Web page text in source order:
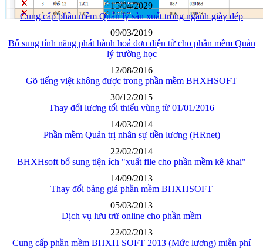
15/04/2029
Cung cấp phần mềm Quản lý sản xuất trong ngành giày dép
09/03/2019
Bổ sung tính năng phát hành hoá đơn điện tử cho phần mềm Quản
lý trường học
12/08/2016
Gõ tiếng việt không được trong phần mềm BHXHSOFT
30/12/2015
Thay đổi lương tối thiểu vùng từ 01/01/2016
14/03/2014
Phần mềm Quản trị nhân sự tiền lương (HRnet)
22/02/2014
BHXHsoft bổ sung tiện ích "xuất file cho phần mềm kê khai"
14/09/2013
Thay đổi bảng giá phần mềm BHXHSOFT
05/03/2013
Dịch vụ lưu trữ online cho phần mềm
22/02/2013
Cung cấp phần mềm BHXH SOFT 2013 (Mức lương) miễn phí